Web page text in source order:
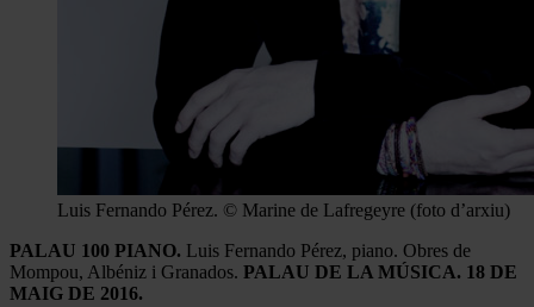
Luis Fernando Pérez. © Marine de Lafregeyre (foto d’arxiu)
PALAU 100 PIANO. Luis Fernando Pérez, piano. Obres de
Mompou, Albéniz i Granados. PALAU DE LA MÚSICA. 18 DE
MAIG DE 2016.